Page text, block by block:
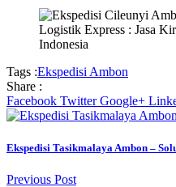
Logistik Express : Jasa
Indonesia
Tags :Ekspedisi Ambon
Share :
Facebook Twitter Google+
Ekspedisi Tasikmalaya Ambon –
Previous Post